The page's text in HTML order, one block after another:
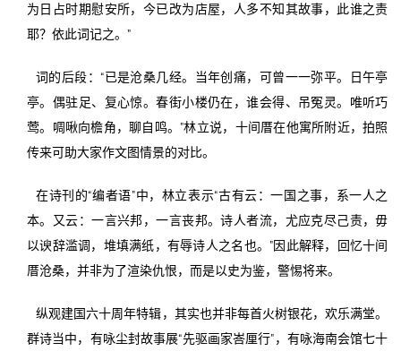
为日占时期慰安所，今已改为店屋，人多不知其故事，此谁之责
耶？依此词记之。”
词的后段：“已是沧桑几经。当年创痛，可曾一一弥平。日午亭
亭。偶驻足、复心惊。春街小楼仍在，谁会得、吊冤灵。唯听巧
莺。啁啾向檐角，聊自鸣。”林立说，十间厝在他寓所附近，拍照
传来可助大家作文图情景的对比。
在诗刊的“编者语”中，林立表示“古有云：一国之事，系一人之
本。又云：一言兴邦，一言丧邦。诗人者流，尤应克尽己责，毋
以谀辞滥调，堆填满纸，有辱诗人之名也。”因此解释，回忆十间
厝沧桑，并非为了渲染仇恨，而是以史为鉴，警惕将来。
纵观建国六十周年特辑，其实也并非每首火树银花，欢乐满堂。
群诗当中，有咏尘封故事展“先驱画家峇厘行”，有咏海南会馆七十